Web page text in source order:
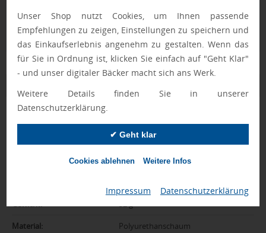
Unser Shop nutzt Cookies, um Ihnen passende
Empfehlungen zu zeigen, Einstellungen zu speichern und
das Einkaufserlebnis angenehm zu gestalten. Wenn das
für Sie in Ordnung ist, klicken Sie einfach auf "Geht Klar"
- und unser digitaler Bäcker macht sich ans Werk.
Weitere Details finden Sie in unserer
Datenschutzerklärung.
✔ Geht klar
Cookies ablehnen Weitere Infos
Impressum Datenschutzerklärung
Ewa Engel,
Qualitätssicherung
SQUEEZIES
mehrfarbig
Gewicht: 52 g
Material: Polyurethanschaum